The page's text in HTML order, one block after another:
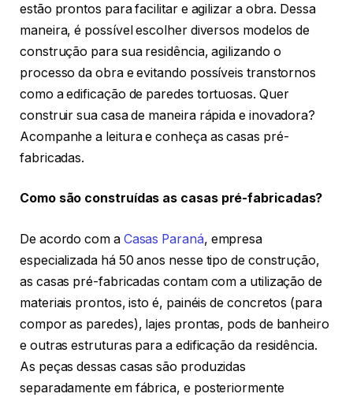
estão prontos para facilitar e agilizar a obra. Dessa
maneira, é possível escolher diversos modelos de
construção para sua residência, agilizando o
processo da obra e evitando possíveis transtornos
como a edificação de paredes tortuosas. Quer
construir sua casa de maneira rápida e inovadora?
Acompanhe a leitura e conheça as casas pré-
fabricadas.
Como são construídas as casas pré-fabricadas?
De acordo com a Casas Paraná, empresa
especializada há 50 anos nesse tipo de construção,
as casas pré-fabricadas contam com a utilização de
materiais prontos, isto é, painéis de concretos (para
compor as paredes), lajes prontas, pods de banheiro
e outras estruturas para a edificação da residência.
As peças dessas casas são produzidas
separadamente em fábrica, e posteriormente